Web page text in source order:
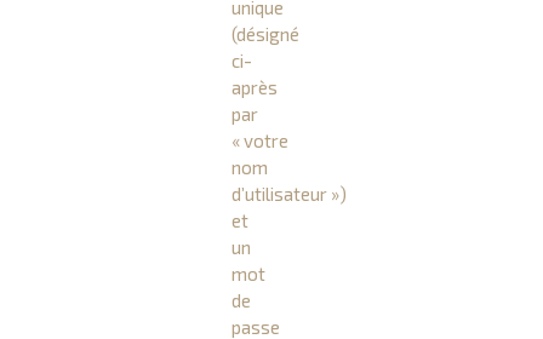
unique
(désigné
ci-
après
par
« votre
nom
d’utilisateur »)
et
un
mot
de
passe